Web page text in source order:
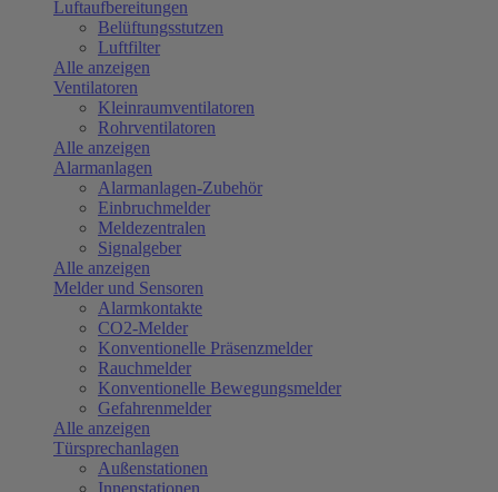
Luftaufbereitungen
Belüftungsstutzen
Luftfilter
Alle anzeigen
Ventilatoren
Kleinraumventilatoren
Rohrventilatoren
Alle anzeigen
Alarmanlagen
Alarmanlagen-Zubehör
Einbruchmelder
Meldezentralen
Signalgeber
Alle anzeigen
Melder und Sensoren
Alarmkontakte
CO2-Melder
Konventionelle Präsenzmelder
Rauchmelder
Konventionelle Bewegungsmelder
Gefahrenmelder
Alle anzeigen
Türsprechanlagen
Außenstationen